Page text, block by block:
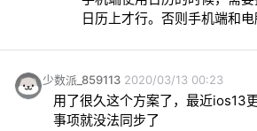
日历上才行。否则手机端和电
少数派_859113 2020/03/13 00:23
用了很久这个方案了，最近ios13
事项就没法同步了